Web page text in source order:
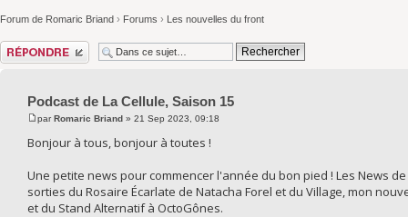
Forum de Romaric Briand › Forums › Les nouvelles du front
Répondre
Podcast de La Cellule, Saison 15
parRomaric Briand » 21 Sep 2023, 09:18
Bonjour à tous, bonjour à toutes !
Une petite news pour commencer l'année du bon pied ! Les News
sorties du Rosaire Écarlate de Natacha Forel et du Village, mon
et du Stand Alternatif à OctoGônes.